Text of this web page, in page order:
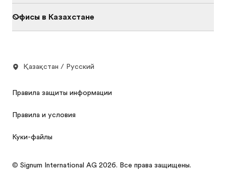
Офисы в Казахстане
Қазақстан / Русский
Правила защиты информации
Правила и условия
Куки-файлы
© Signum International AG 2026. Все права защищены.